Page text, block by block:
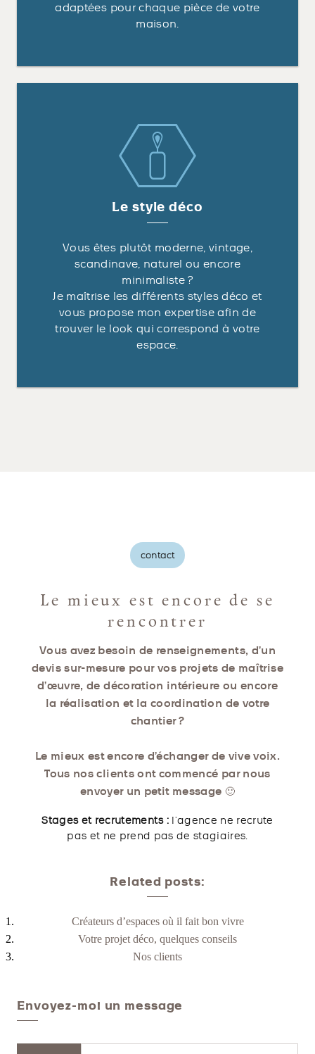
adaptées pour chaque pièce de votre
maison.
Le style déco
Vous êtes plutôt moderne, vintage,
scandinave, naturel ou encore
minimaliste ?
Je maîtrise les différents styles déco et
vous propose mon expertise afin de
trouver le look qui correspond à votre
espace.
contact
Le mieux est encore de se
rencontrer
Vous avez besoin de renseignements, d’un
devis sur-mesure pour vos projets de maîtrise
d’œuvre, de décoration intérieure ou encore
la réalisation et la coordination de votre
chantier ?
Le mieux est encore d’échanger de vive voix.
Tous nos clients ont commencé par nous
envoyer un petit message 🙂
Stages et recrutements : l’agence ne recrute
pas et ne prend pas de stagiaires.
Related posts:
Créateurs d’espaces où il fait bon vivre
Votre projet déco, quelques conseils
Nos clients
Envoyez-moi un message